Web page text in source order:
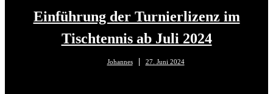
Einführung der Turnierlizenz im
Tischtennis ab Juli 2024
Johannes 27. Juni 2024